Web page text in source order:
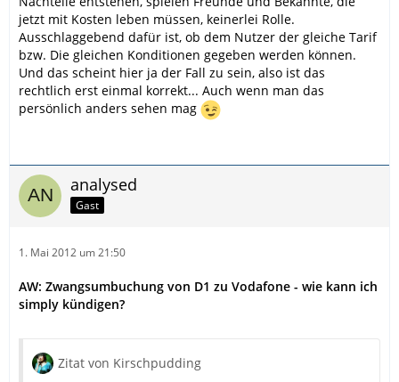
jetzt mit Kosten leben müssen, keinerlei Rolle.
Ausschlaggebend dafür ist, ob dem Nutzer der gleiche Tarif
bzw. Die gleichen Konditionen gegeben werden können.
Und das scheint hier ja der Fall zu sein, also ist das
rechtlich erst einmal korrekt... Auch wenn man das
persönlich anders sehen mag
analysed
Gast
1. Mai 2012 um 21:50
AW: Zwangsumbuchung von D1 zu Vodafone - wie kann ich
simply kündigen?
Zitat von Kirschpudding